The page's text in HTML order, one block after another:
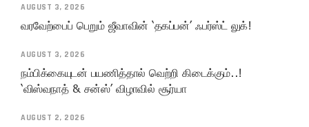
AUGUST 3, 2026
வரவேற்பைப் பெறும் ஜீவாவின் ‘தகப்பன்’ ஃபர்ஸ்ட் லுக்!
AUGUST 3, 2026
நம்பிக்கையுடன் பயணித்தால் வெற்றி கிடைக்கும்..!
‘விஸ்வநாத் & சன்ஸ்’ விழாவில் சூர்யா
AUGUST 2, 2026